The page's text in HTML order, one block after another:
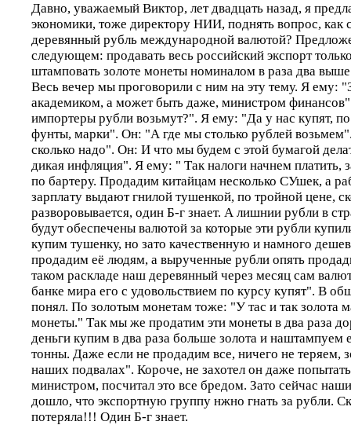
Давно, уважаемый Виктор, лет двадцать назад, я
экономики, тоже директору НИИ, поднять вопрос, как
деревянный рубль международной валютой?
следующем: продавать весь российский экспорт
штамповать золоте монеты номиналом в раза два
Весь вечер мы проговорили с ним на эту тему. Я ему:
академиком, а может быть даже, министром
импортеры рубли возьмут?". Я ему: "Да у нас купят,
фунты, марки". Он: "А где мы столько рублей
сколько надо". Он: И что мы будем с этой бумагой
дикая инфляция". Я ему: " Так налоги начнем платить,
по бартеру. Продадим китайцам несколько СУшек, а
зарплату выдают гнилой тушенкой, по тройной цене,
разворовывается, один Б-г знает. А лишнии рубли в
будут обеспечены валютой за которые эти рубли
купим тушенку, но зато качественную и намного
продадим её людям, а вырученные рубли опять
таком раскладе наш деревянный через месяц сам
банке мира его с удовольствием по курсу купят". В
понял. По золотым монетам тоже: "У тас и так золота
монеты." Так мы же продатим эти монеты в два раза
деньги купим в два раза больше золота и
тонны. Даже если не продадим все, ничего не теряем,
наших подвалах". Короче, не захотел он даже
министром, посчитал это все бредом. Зато сейчас
дошло, что экспортную группу нжно гнать за рубли.
потеряла!!! Один Б-г знает.